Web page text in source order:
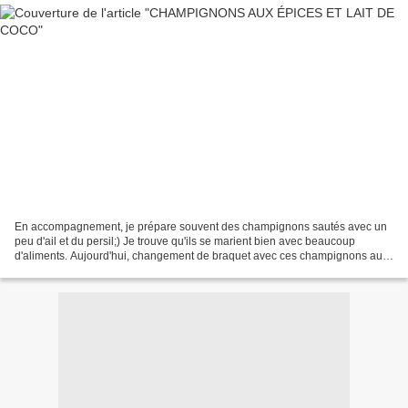
En accompagnement, je prépare souvent des champignons sautés avec un
peu d'ail et du persil;) Je trouve qu'ils se marient bien avec beaucoup
d'aliments. Aujourd'hui, changement de braquet avec ces champignons aux